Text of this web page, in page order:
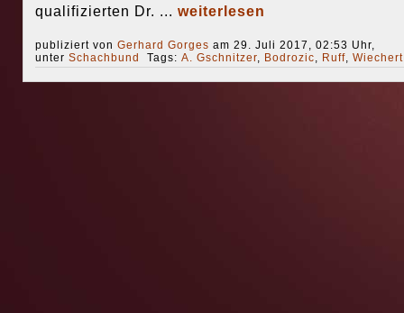
qualifizierten Dr. ... weiterlesen
publiziert von Gerhard Gorges am 29. Juli 2017, 02:53 Uhr,
unter Schachbund Tags: A. Gschnitzer, Bodrozic, Ruff, Wiechert